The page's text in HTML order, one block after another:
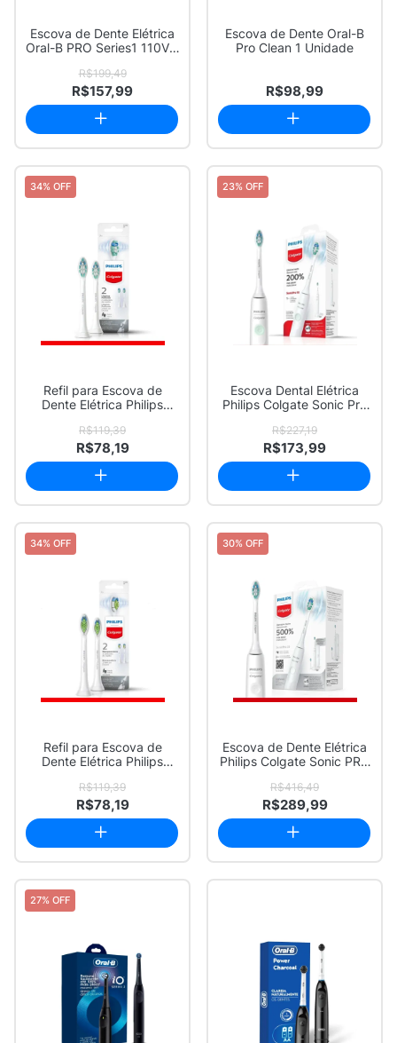
Escova de Dente Elétrica
Oral-B PRO Series1 110V 1
R$199,49
R$157,99
Escova de Dente Oral-B
Pro Clean 1 Unidade
R$98,99
34% OFF
Refil para Escova de
Dente Elétrica Philips
R$119,39
R$78,19
23% OFF
Escova Dental Elétrica
Philips Colgate Sonic Pro
R$227,19
R$173,99
34% OFF
Refil para Escova de
Dente Elétrica Philips
R$119,39
R$78,19
30% OFF
Escova de Dente Elétrica
Philips Colgate Sonic PRO
R$416,49
R$289,99
27% OFF